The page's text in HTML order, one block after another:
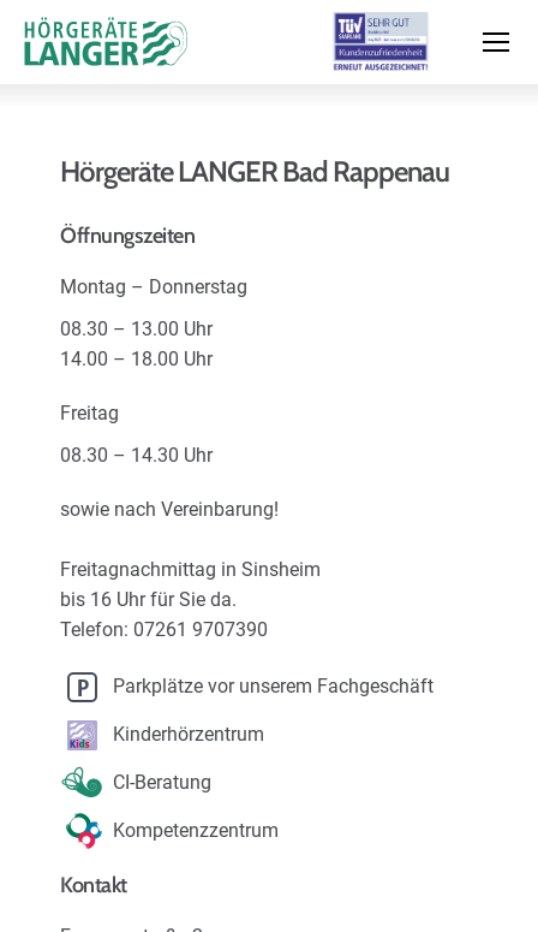
Hörtest
Filialen und Termin
Über uns
Hörgeräte LANGER Bad Rappenau
Öffnungszeiten
Montag – Donnerstag
08.30 – 13.00 Uhr
14.00 – 18.00 Uhr
Freitag
08.30 – 14.30 Uhr
sowie nach Vereinbarung!
Freitagnachmittag in Sinsheim
bis 16 Uhr für Sie da.
Telefon: 07261 9707390
Parkplätze vor unserem Fachgeschäft
Kinderhörzentrum
CI-Beratung
Kompetenzzentrum
Kontakt